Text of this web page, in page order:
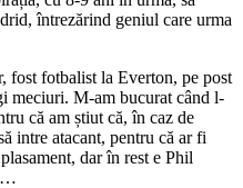
întrezărind geniul care urma
fost fotbalist la Everton, pe post
meciuri. M-am bucurat când l-
că am știut că, în caz de
intre atacant, pentru că ar fi
dar în rest e Phil